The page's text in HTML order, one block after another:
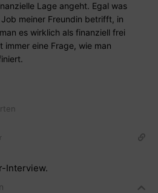
Lage angeht. Egal was
meiner Freundin betrifft, in
es wirklich als finanziell frei
immer eine Frage, wie man
Interview.